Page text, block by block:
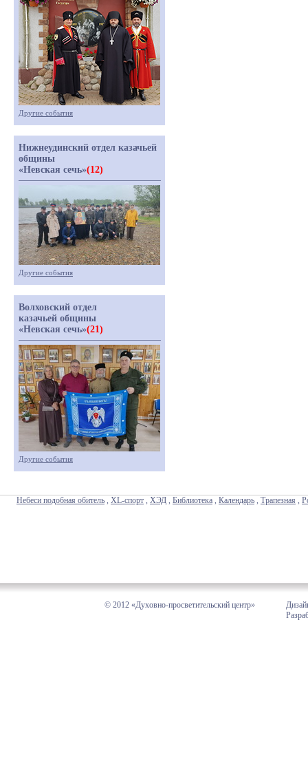
Другие события
Нижнеудинский отдел казачьей
общины
«Невская сечь»(12)
Другие события
Волховский отдел
казачьей общины
«Невская сечь»(21)
Другие события
Небеси подобная обитель , XL-спорт , ХЭД , Библиотека , Календарь , Трапезная ,
© 2012 «Духовно-просветительский центр»